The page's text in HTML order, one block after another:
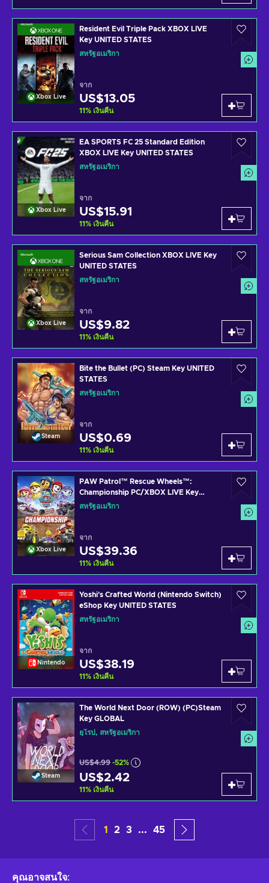
Xbox Live
Resident Evil Triple Pack XBOX LIVE
Key UNITED STATES
สหรัฐอเมริกา
จาก
US$13.05
11% เงินคืน
Xbox Live
EA SPORTS FC 25 Standard Edition
XBOX LIVE Key UNITED STATES
สหรัฐอเมริกา
จาก
US$15.91
11% เงินคืน
Xbox Live
Serious Sam Collection XBOX LIVE Key
UNITED STATES
สหรัฐอเมริกา
จาก
US$9.82
11% เงินคืน
Steam
Bite the Bullet (PC) Steam Key UNITED
STATES
สหรัฐอเมริกา
จาก
US$0.69
11% เงินคืน
Xbox Live
PAW Patrol™ Rescue Wheels™:
Championship PC/XBOX LIVE Key
UNITED STATES
สหรัฐอเมริกา
จาก
US$39.36
11% เงินคืน
Nintendo
Yoshi's Crafted World (Nintendo Switch)
eShop Key UNITED STATES
สหรัฐอเมริกา
จาก
US$38.19
11% เงินคืน
Steam
The World Next Door (ROW) (PC)Steam
Key GLOBAL
ยุโรป, สหรัฐอเมริกา
US$4.99 -52%
US$2.42
11% เงินคืน
1 2 3 ... 45
คุณอาจสนใจ: